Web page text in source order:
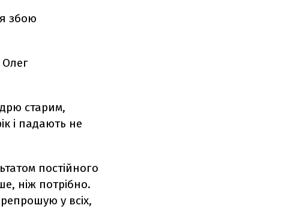
збою
Олег
старим,
і падають не
постійного
ніж потрібно.
у всіх,